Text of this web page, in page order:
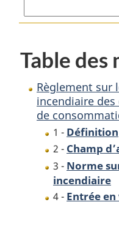
Table des
Règlement sur
incendiaire
de
1 - Définition
2 - Champ
3 - Norme
incendiaire
4 - Entrée